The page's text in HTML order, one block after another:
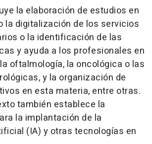
la elaboración de estudios en
la digitalización de los servicios
o la identificación de las
y ayuda a los profesionales en
oftalmología, la oncológica o las
y la organización de
en esta materia, entre otras.
también establece la
la implantación de la
(IA) y otras tecnologías en